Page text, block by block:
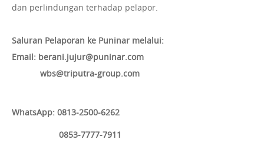
dan perlindungan terhadap pelapor.
Saluran Pelaporan ke Puninar melalui:
Email: berani.jujur@puninar.com
wbs@triputra-group.com
WhatsApp: 0813-2500-6262
0853-7777-7911